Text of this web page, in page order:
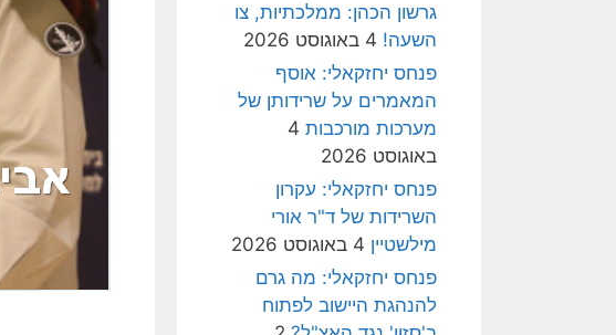
גרשון הכהן: ממלכתיות, צו
השעה! 4 באוגוסט 2026
פנחס יחזקאלי: אוסף
המאמרים על שרידותן של
מערכות מורכבות 4
באוגוסט 2026
פנחס יחזקאלי: עקרון
השרידות של ד"ר אורי
מילשטיין 4 באוגוסט 2026
פנחס יחזקאלי: מה גרם
להנהגת היישוב לפתוח